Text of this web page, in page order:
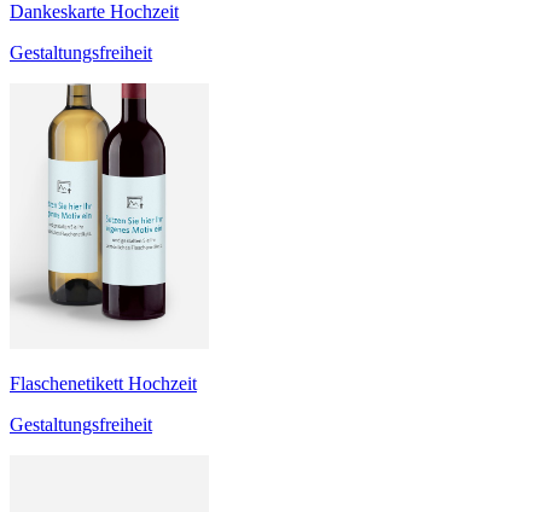
Dankeskarte Hochzeit
Gestaltungsfreiheit
Flaschenetikett Hochzeit
Gestaltungsfreiheit